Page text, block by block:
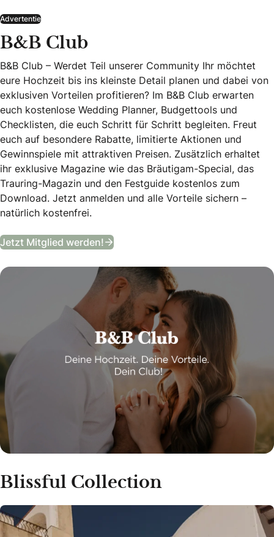
Advertentie
B&B Club
B&B Club – Werdet Teil unserer Community Ihr möchtet
eure Hochzeit bis ins kleinste Detail planen und dabei von
exklusiven Vorteilen profitieren? Im B&B Club erwarten
euch kostenlose Wedding Planner, Budgettools und
Checklisten, die euch Schritt für Schritt begleiten. Freut
euch auf besondere Rabatte, limitierte Aktionen und
Gewinnspiele mit attraktiven Preisen. Zusätzlich erhaltet
ihr exklusive Magazine wie das Bräutigam-Special, das
Trauring-Magazin und den Festguide kostenlos zum
Download. Jetzt anmelden und alle Vorteile sichern –
natürlich kostenfrei.
Jetzt Mitglied werden! B&B Club
Blissful Collection